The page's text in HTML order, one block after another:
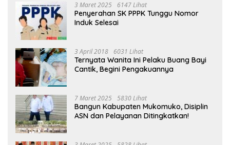
3 Maret 2025 6147 Lihat
Penyerahan SK PPPK Tunggu Nomor
Induk Selesai
3 April 2018 6031 Lihat
Ternyata Wanita Ini Pelaku Buang Bayi
Cantik, Begini Pengakuannya
7 Maret 2025 5830 Lihat
Bangun Kabupaten Mukomuko, Disiplin
ASN dan Pelayanan Ditingkatkan!